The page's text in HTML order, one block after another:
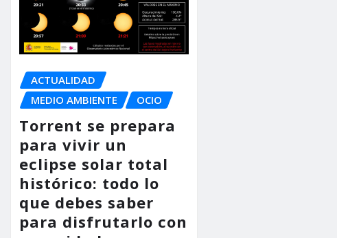
ACTUALIDAD
MEDIO AMBIENTE
OCIO
Torrent se prepara
para vivir un
eclipse solar total
histórico: todo lo
que debes saber
para disfrutarlo con